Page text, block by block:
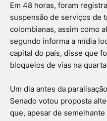
Em 48 horas, foram
suspensão de serviços de
colombianas, assim como
segundo informa a mídia
capital do país, disse que
bloqueios de vias na
Um dia antes da
Senado votou proposta
que, apesar de